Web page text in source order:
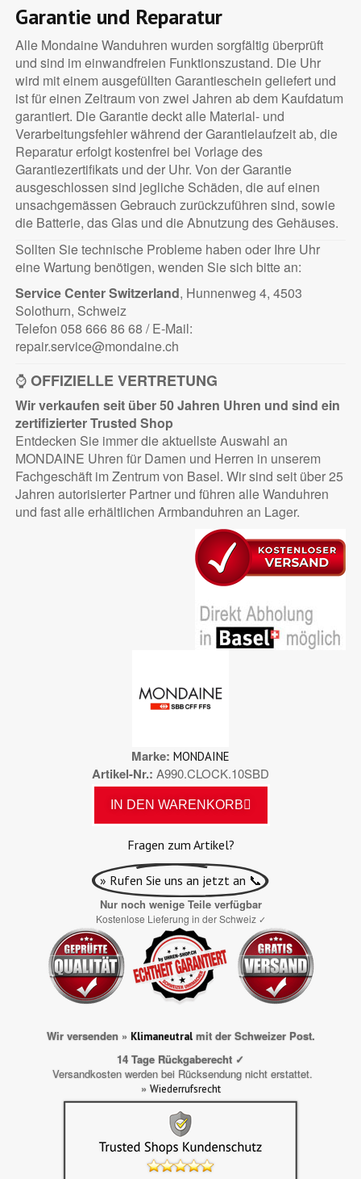
Garantie und Reparatur
Alle Mondaine Wanduhren wurden sorgfältig überprüft
und sind im einwandfreien Funktionszustand. Die Uhr
wird mit einem ausgefüllten Garantieschein geliefert und
ist für einen Zeitraum von zwei Jahren ab dem Kaufdatum
garantiert. Die Garantie deckt alle Material- und
Verarbeitungsfehler während der Garantielaufzeit ab, die
Reparatur erfolgt kostenfrei bei Vorlage des
Garantiezertifikats und der Uhr. Von der Garantie
ausgeschlossen sind jegliche Schäden, die auf einen
unsachgemässen Gebrauch zurückzuführen sind, sowie
die Batterie, das Glas und die Abnutzung des Gehäuses.
Sollten Sie technische Probleme haben oder Ihre Uhr
eine Wartung benötigen, wenden Sie sich bitte an:
Service Center Switzerland, Hunnenweg 4, 4503
Solothurn, Schweiz
Telefon 058 666 86 68 / E-Mail:
repair.service@mondaine.ch
⌚OFFIZIELLE VERTRETUNG
Wir verkaufen seit über 50 Jahren Uhren und sind ein
zertifizierterTrusted Shop
Entdecken Sie immer die aktuellste Auswahl an
MONDAINE Uhren für Damen und Herren in unserem
Fachgeschäft im Zentrum von Basel. Wir sind seit über 25
Jahren autorisierter Partner und führen alle Wanduhren
und fast alle erhältlichen Armbanduhren an Lager.
Marke MONDAINE
Artikel-Nr. A990.CLOCK.10SBD
IN DEN WARENKORB
Fragen zum Artikel?
» Rufen Sie uns an jetzt an 📞
Nur noch wenige Teile verfügbar
Kostenlose Lieferung in der Schweiz ✓
Wir versenden » Klimaneutralmit der Schweizer Post.
14 Tage Rückgaberecht ✓
Versandkosten werden bei Rücksendung nicht erstattet.
» Wiederrufsrecht